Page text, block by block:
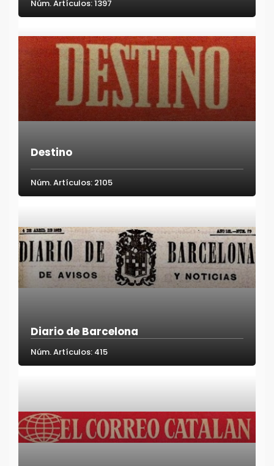
Núm. Artículos: 1397
Destino
Núm. Artículos: 2105
Diario de Barcelona
Núm. Artículos: 415